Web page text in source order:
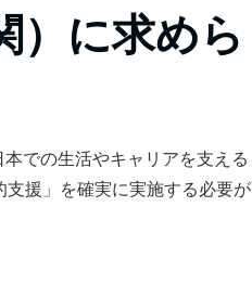
）に求めら
での生活やキャリアを支える
援」を確実に実施する必要が